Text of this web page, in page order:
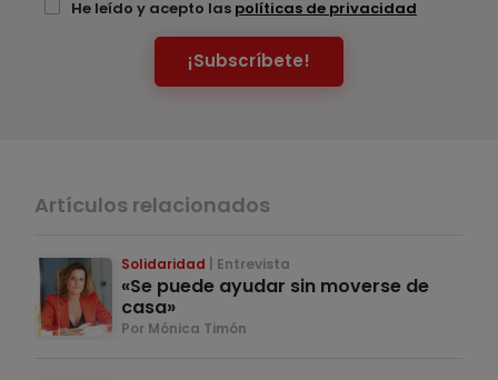
He leído y acepto las políticas de privacidad
¡Subscríbete!
Artículos relacionados
Solidaridad Entrevista
«Se puede ayudar sin moverse de
casa»
Por Mónica Timón